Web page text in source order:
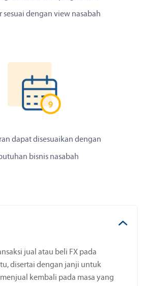
sesuai dengan view nasabah
dapat disesuaikan dengan
bisnis nasabah
jual atau beli FX pada
disertai dengan janji untuk
kembali pada masa yang